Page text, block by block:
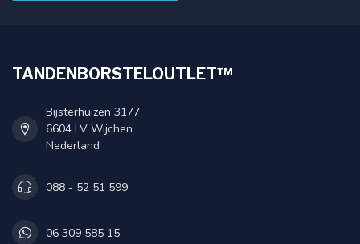
TANDENBORSTELOUTLET™
Bijsterhuizen 3177
6604 LV Wijchen
Nederland
088 - 52 51 599
06 309 585 15